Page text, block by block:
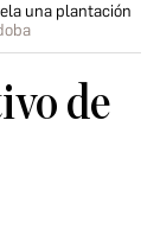
una plantación
de